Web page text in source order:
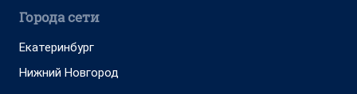
Города сети
Екатеринбург
Нижний Новгород